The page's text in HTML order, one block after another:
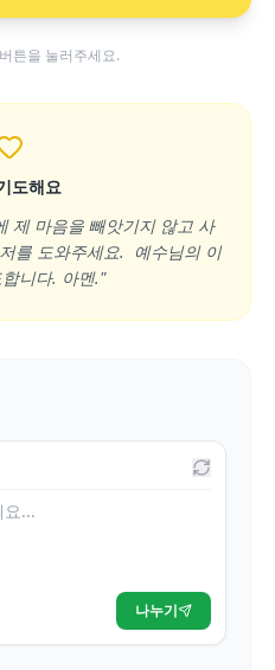
튼을 눌러주세요.
도해요
제 마음을 빼앗기지 않고 사
를 도와주세요. 예수님의 이
니다. 아멘."
나누기